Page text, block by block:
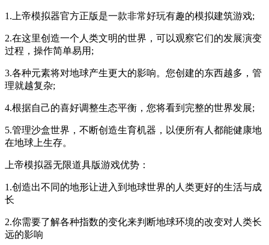
1.上帝模拟器官方正版是一款非常好玩有趣的模拟建筑游戏;
2.在这里创造一个人类文明的世界，可以观察它们的发展演变
过程，操作简单易用;
3.各种元素将对地球产生更大的影响。您创建的东西越多，管
理就越复杂;
4.根据自己的喜好调整生态平衡，您将看到完整的世界发展;
5.管理沙盒世界，不断创造生育机器，以便所有人都能健康地
在地球上生存。
上帝模拟器无限道具版游戏优势：
1.创造出不同的地形让进入到地球世界的人类更好的生活与成
长
2.你需要了解各种指数的变化来判断地球环境的改变对人类长
远的影响